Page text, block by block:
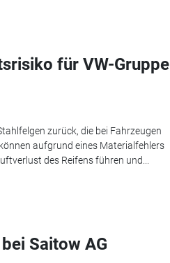
für VW-Gruppe
zurück, die bei Fahrzeugen
aufgrund eines Materialfehlers
des Reifens führen und...
Saitow AG